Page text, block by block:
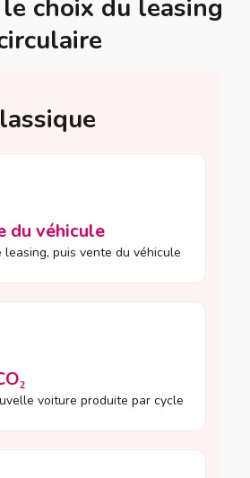
choix du leasing
du véhicule
puis vente du véhicule
voiture produite par cycle